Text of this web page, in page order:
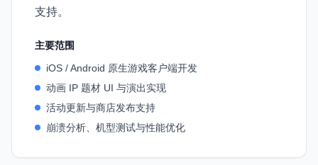
支持。
主要范围
iOS / Android 原生游戏客户端开发
动画 IP 题材 UI 与演出实现
活动更新与商店发布支持
崩溃分析、机型测试与性能优化